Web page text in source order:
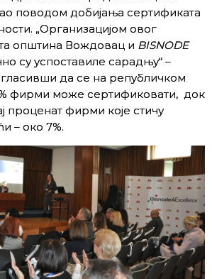
поводом добијања сертификата
„Организацијом овог
општина Вождовац и BISNODE
су успоставиле сарадњу“ –
да се на републичком
% фирми може сертификовати, док
проценат фирми које стичу
– око 7%.